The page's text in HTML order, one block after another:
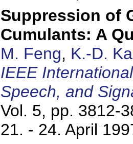
Suppression of
Cumulants: A
M. Feng, K.-D.
IEEE
Speech, and
Vol. 5, pp. 3812-
21. - 24. April